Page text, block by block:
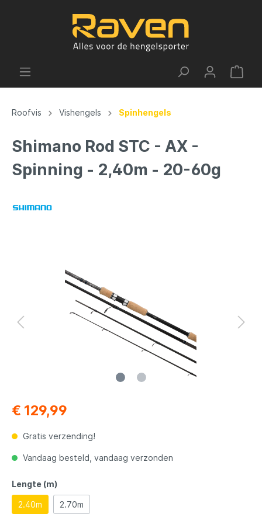
Roofvis Vishengels Spinhengels
Shimano Rod STC - AX -
Spinning - 2,40m - 20-60g
€ 129,99
Gratis verzending!
Vandaag besteld, vandaag verzonden
Lengte (m)
2.40m 2.70m